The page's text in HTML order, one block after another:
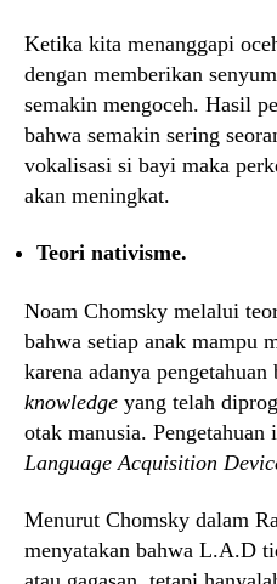
Ketika kita menanggapi
dengan memberikan
semakin mengoceh. Hasil
bahwa semakin sering
vokalisasi si bayi maka
akan meningkat.
Teori nativisme.
Noam Chomsky melalui
bahwa setiap anak mampu
karena adanya pengetahuan
knowledge yang telah
otak manusia.
Language Acquisition
Menurut Chomsky dalam
menyatakan bahwa L.A.D